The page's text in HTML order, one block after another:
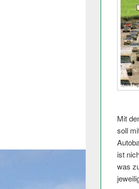
Mit
soll
ist
was